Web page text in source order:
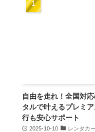
自由を走れ！全国対
タルで叶えるプレミ
行も安心サポート
2025-10-10 レンタカー